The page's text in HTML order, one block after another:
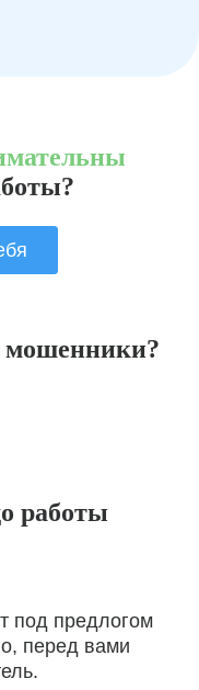
мошенники?
работы
под предлогом
перед вами